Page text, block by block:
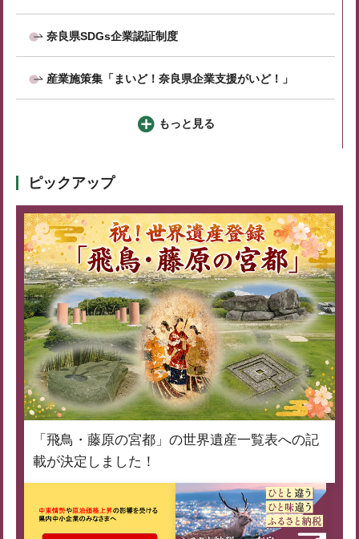
奈良県SDGs企業認証制度
産業施策集「まいど！奈良県企業支援がいど！」
もっと見る
ピックアップ
「飛鳥・藤原の宮都」の世界遺産一覧表への記
載が決定しました！